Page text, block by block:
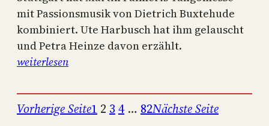
mit Passionsmusik von Dietrich Buxtehude
kombiniert. Ute Harbusch hat ihm gelauscht
und Petra Heinze davon erzählt.
weiterlesen:
i
e
Vorherige Seite1 2 3 4 … 82Nächste Seite